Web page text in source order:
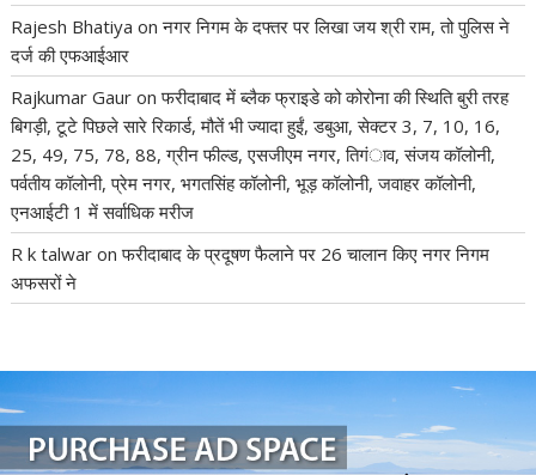
Rajesh Bhatiya onनगर निगम के दफ्तर पर लिखा जय श्री राम, तो पुलिस ने
दर्ज की एफआईआर
Rajkumar Gaur onफरीदाबाद में ब्लैक फ्राइडे को कोरोना की स्थिति बुरी तरह
बिगड़ी, टूटे पिछले सारे रिकार्ड, मौतें भी ज्यादा हुईं, डबुआ, सेक्टर 3, 7, 10, 16,
25, 49, 75, 78, 88, ग्रीन फील्ड, एसजीएम नगर, तिगंाव, संजय कॉलोनी,
पर्वतीय कॉलोनी, प्रेम नगर, भगतसिंह कॉलोनी, भूड़ कॉलोनी, जवाहर कॉलोनी,
एनआईटी 1 में सर्वाधिक मरीज
R k talwar onफरीदाबाद के प्रदूषण फैलाने पर 26 चालान किए नगर निगम
अफसरों ने